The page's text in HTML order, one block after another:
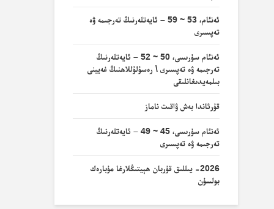
ئەنئام، 53 ~ 59 – ئايەتلەرنىڭ تەرجىمە ۋە
تەپسىرى
ئەنئام سۈرىسى، 50 ~ 52 – ئايەتلەرنىڭ
تەرجىمە ۋە تەپسىرى \ رەسۇلۇللاھنىڭ غەيبنى
بىلمەيدىغانلىقى
قۇرئاندا بەش ۋاقىت ناماز
ئەنئام سۈرىسى، 45 ~ 49 – ئايەتلەرنىڭ
تەرجىمە ۋە تەپسىرى
2026- يىللىق قۇربان ھېيتىڭلارغا مۇبارەك
بولسۇن